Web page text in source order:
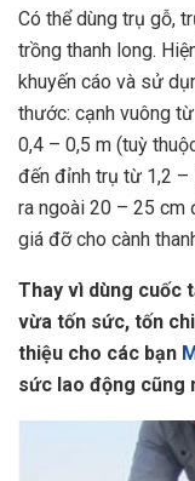
Có thể dùng trụ gỗ,
trồng thanh long.
khuyến cáo và sử
thước: cạnh vuông
0,4 – 0,5 m (tuỳ
đến đỉnh trụ từ 1,2 –
ra ngoài 20 – 25 cm
giá đỡ cho cành
Thay vì dùng cuốc
vừa tốn sức, tốn
thiệu cho các bạn
sức lao động cũng